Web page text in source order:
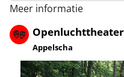
Meer informatie
Appelscha